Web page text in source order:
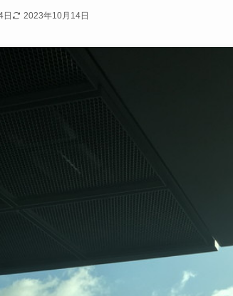
日 2023年10月14日